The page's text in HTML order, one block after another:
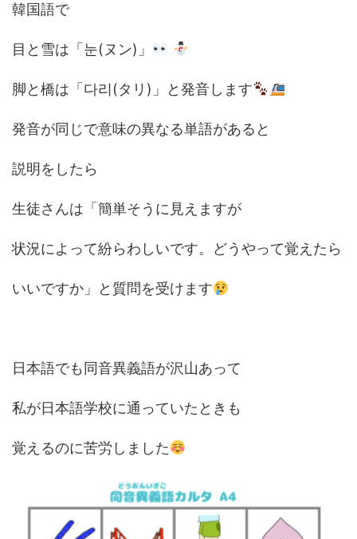
韓国語で
目と雪は「눈(ヌン)」
脚と橋は「다리(タリ)」と発音します
発音が同じで意味の異なる単語があると
説明をしたら
生徒さんは「簡単そうに見えますが
状況によって紛らわしいです。どうやって覚えたら
いいですか」と質問を受けます
日本語でも同音異義語が沢山あって
私が日本語学校に通っていたときも
覚えるのに苦労しました